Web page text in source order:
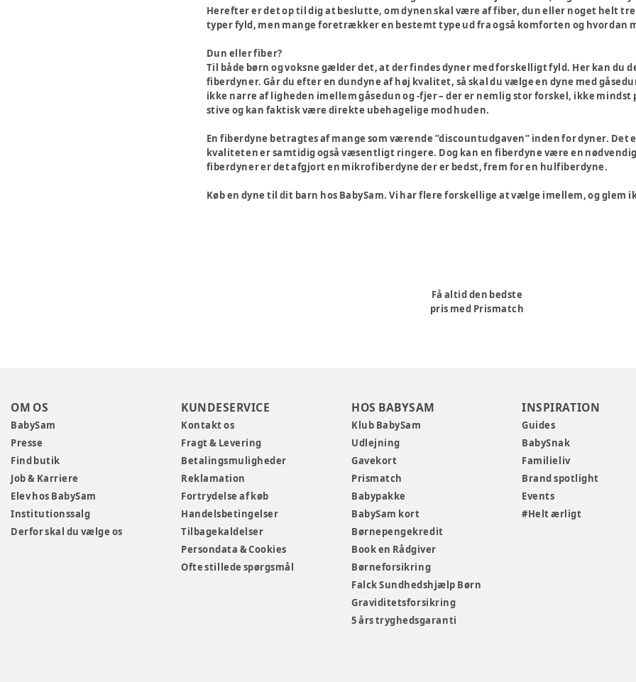
Herefter er det op til dig at beslutte, om dynen skal være af fiber, dun eller noget helt
typer fyld, men mange foretrækker en bestemt type ud fra også komforten og hvordan
Dun eller fiber?
Til både børn og voksne gælder det, at der findes dyner med forskelligt fyld. Her kan du
fiberdyner. Går du efter en dundyne af høj kvalitet, så skal du vælge en dyne med
ikke narre af ligheden imellem gåsedun og -fjer – der er nemlig stor forskel, ikke
stive og kan faktisk være direkte ubehagelige mod huden.
En fiberdyne betragtes af mange som værende ”discountudgaven” inden for dyner.
kvaliteten er samtidig også væsentligt ringere. Dog kan en fiberdyne være en
fiberdyner er det afgjort en mikrofiberdyne der er bedst, frem for en hulfiberdyne.
Køb en dyne til dit barn hos BabySam. Vi har flere forskellige at vælge imellem, og glem
Få altid den bedste
pris med Prismatch
OM OS
BabySam
Presse
Find butik
Job & Karriere
Elev hos BabySam
Institutionssalg
Derfor skal du vælge os
KUNDESERVICE
Kontakt os
Fragt & Levering
Betalingsmuligheder
Reklamation
Fortrydelse af køb
Handelsbetingelser
Tilbagekaldelser
Persondata & Cookies
Ofte stillede spørgsmål
HOS BABYSAM
Klub BabySam
Udlejning
Gavekort
Prismatch
Babypakke
BabySam kort
Børnepengekredit
Book en Rådgiver
Børneforsikring
Falck Sundhedshjælp Børn
Graviditetsforsikring
5 års tryghedsgaranti
INSPIRATION
Guides
BabySnak
Familieliv
Brand spotlight
Events
#Helt ærligt